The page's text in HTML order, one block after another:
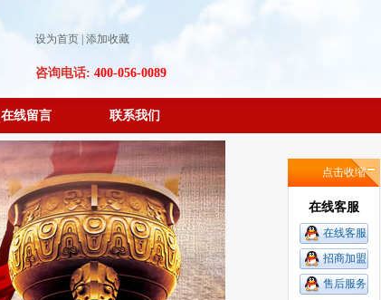
设为首页 添加收藏
咨询电话: 400-056-0089
在线留言 联系我们
点击收缩
在线客服
在线客服
招商加盟
售后服务